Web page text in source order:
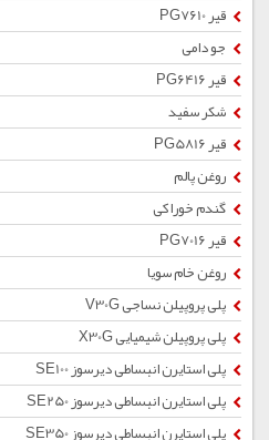
قیر PG7610
جو دامی
قیر PG6416
شکر سفید
قیر PG5816
روغن پالم
گندم خوراکی
قیر PG7016
روغن خام سویا
پلی پروپیلن نساجی V30G
پلی پروپیلن شیمیایی X30G
پلی استایرن انبساطی دیرسوز SE100
پلی استایرن انبساطی دیرسوز SE250
پلی استایرن انبساطی دیرسوز SE350